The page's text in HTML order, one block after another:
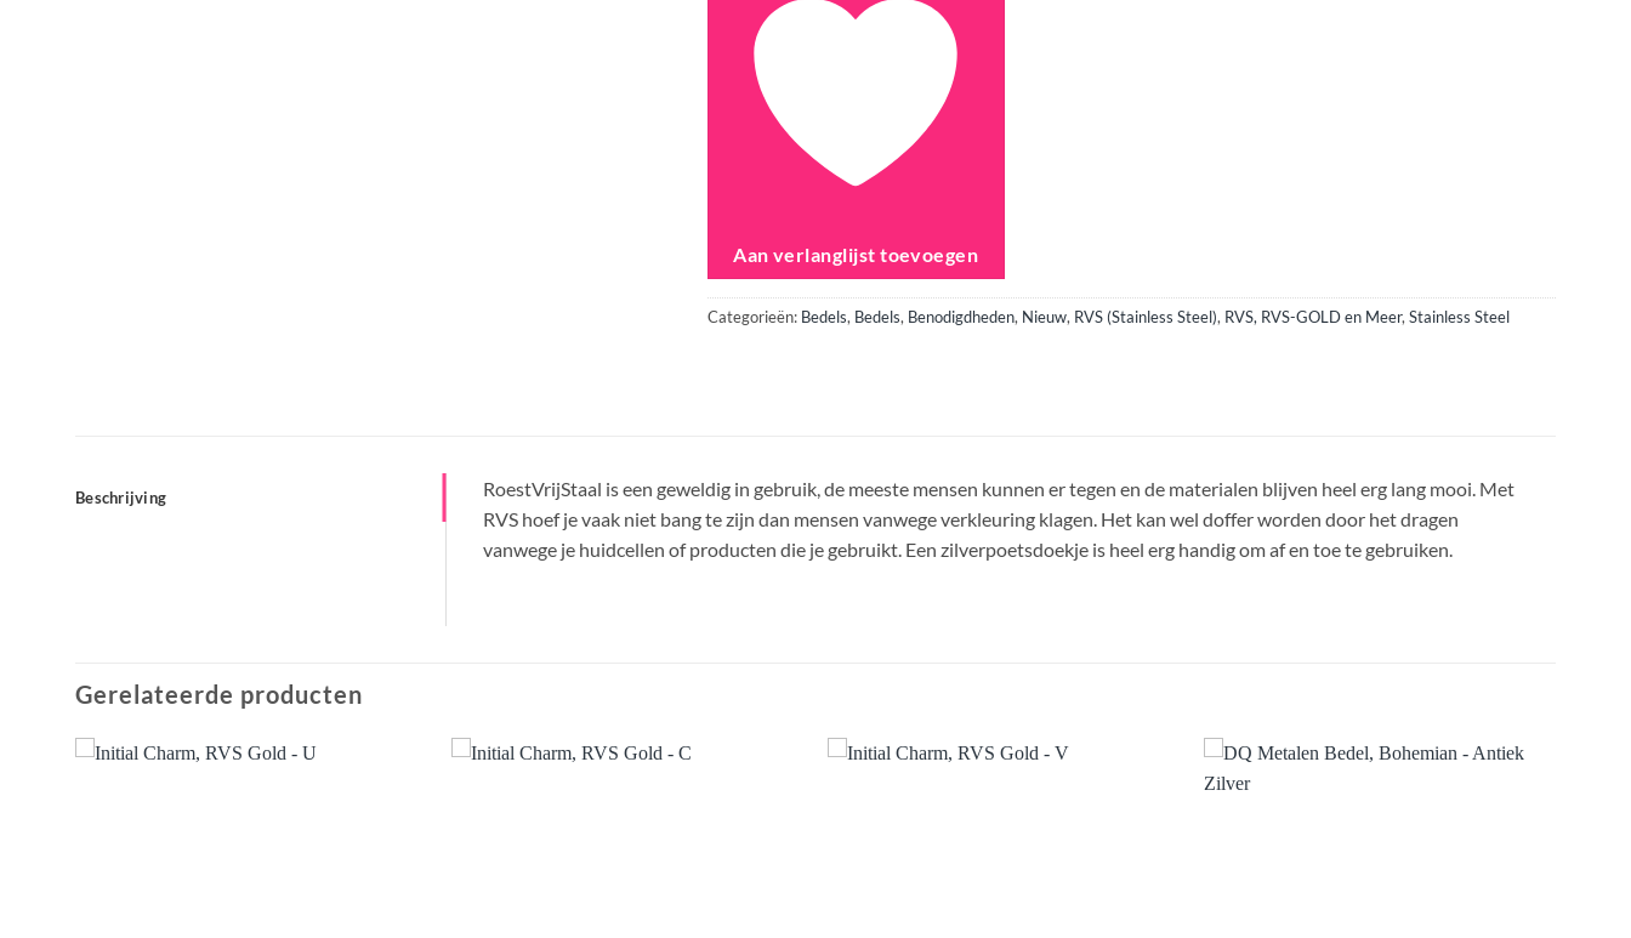
Aan verlanglijst toevoegen
Categorieën: Bedels, Bedels, Benodigdheden, Nieuw, RVS (Stainless Steel), RVS, RVS-GOLD en Meer,Stainless Steel
Beschrijving
RoestVrijStaal is een geweldig in gebruik, de meeste mensen kunnen er tegen en de materialen blijven heel erg lang mooi. Met
RVS hoef je vaak niet bang te zijn dan mensen vanwege verkleuring klagen. Het kan wel doffer worden door het dragen
vanwege je huidcellen of producten die je gebruikt. Een zilverpoetsdoekje is heel erg handig om af en toe te gebruiken.
Gerelateerde producten